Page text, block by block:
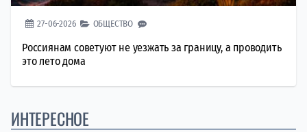
27-06-2026 ОБЩЕСТВО
Россиянам советуют не уезжать за границу, а проводить
это лето дома
ИНТЕРЕСНОЕ